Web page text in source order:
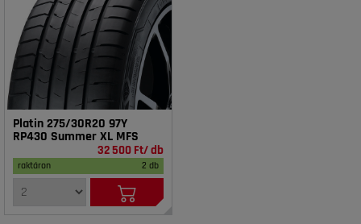
Platin 275/30R20 97Y
RP430 Summer XL MFS
32 500 Ft/ db
raktáron 2 db